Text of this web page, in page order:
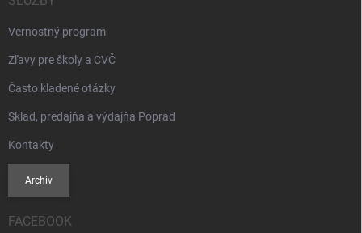
Vernostný program
Zľavy pre školy a CVČ
Často kladené otázky
Sklad, predajňa a výdajňa Poprad
Kontakty
Archív
FACEBOOK